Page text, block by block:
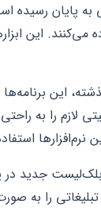
پایان رسیده
می‌کنند. این
این
لازم را به
نرم‌افزارها
جدید در
تبلیغاتی را